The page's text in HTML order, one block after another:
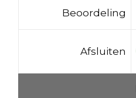
Beoordeling
Afsluiten